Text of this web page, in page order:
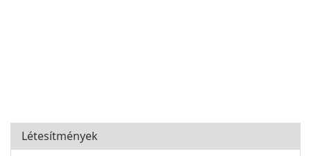
Létesítmények